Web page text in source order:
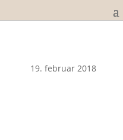
19. februar 2018